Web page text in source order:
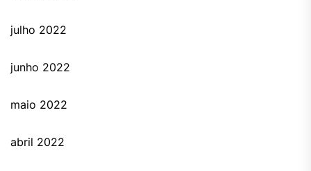
julho 2022
junho 2022
maio 2022
abril 2022